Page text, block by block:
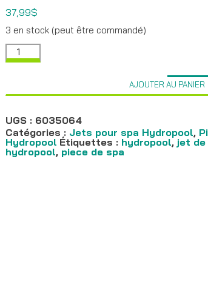
37,99$
3 en stock (peut être commandé)
quantité
de
Threaded
6035064
AJOUTER AU PANIER
UGS : 6035064
Catégories : Jets pour spa Hydropool,
Hydropool Étiquettes : hydropool, jet de
hydropool, piece de spa